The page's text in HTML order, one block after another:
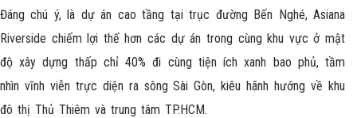
Đáng chú ý, là dự án cao tầng tại trục đường Bến Nghé, Asiana
Riverside chiếm lợi thế hơn các dự án trong cùng khu vực ở mật
độ xây dựng thấp chỉ 40% đi cùng tiện ích xanh bao phủ, tầm
nhìn vĩnh viễn trực diện ra sông Sài Gòn, kiêu hãnh hướng về khu
đô thị Thủ Thiêm và trung tâm TP.HCM.